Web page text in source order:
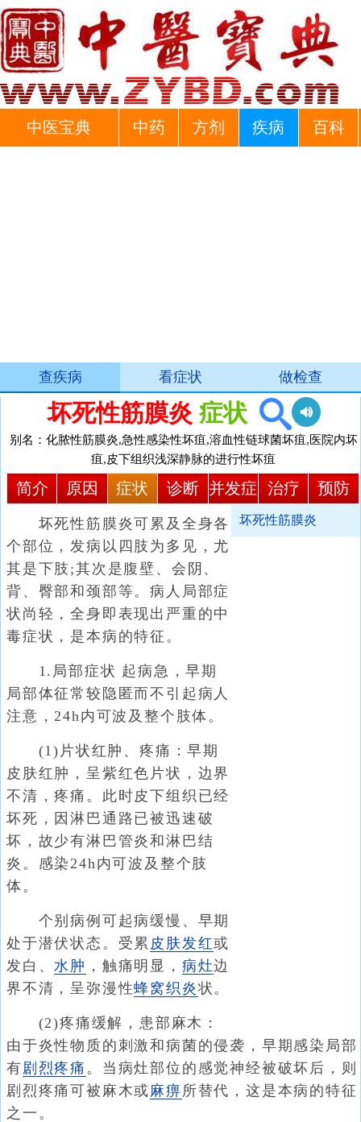
中医宝典 中药 方剂 疾病 百科
查疾病 看症状 做检查
坏死性筋膜炎 症状
别名：化脓性筋膜炎,急性感染性坏疽,溶血性链球菌坏疽,医院内坏
疽,皮下组织浅深静脉的进行性坏疽
简介 原因 症状 诊断 并发症 治疗 预防
坏死性筋膜炎
坏死性筋膜炎可累及全身各
个部位，发病以四肢为多见，尤
其是下肢;其次是腹壁、会阴、
背、臀部和颈部等。病人局部症
状尚轻，全身即表现出严重的中
毒症状，是本病的特征。
1.局部症状 起病急，早期
局部体征常较隐匿而不引起病人
注意，24h内可波及整个肢体。
(1)片状红肿、疼痛：早期
皮肤红肿，呈紫红色片状，边界
不清，疼痛。此时皮下组织已经
坏死，因淋巴通路已被迅速破
坏，故少有淋巴管炎和淋巴结
炎。感染24h内可波及整个肢
体。
个别病例可起病缓慢、早期
处于潜伏状态。受累 皮肤发红或
发白、水肿 ，触痛明显， 病灶边
界不清，呈弥漫性蜂窝织炎状。
(2)疼痛缓解，患部麻木：
由于炎性物质的刺激和病菌的侵袭，早期感染局部
有剧烈疼痛 。当病灶部位的感觉神经被破坏后，则
剧烈疼痛可被麻木或麻痹所替代，这是本病的特征
之一。